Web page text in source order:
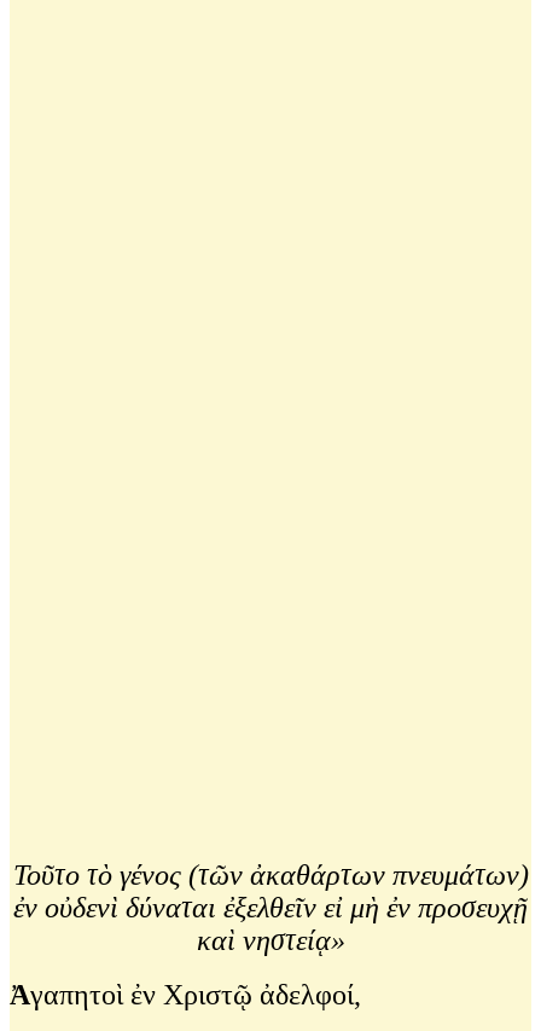
Τοῦτο τὸ γένος (τῶν ἀκαθάρτων πνευμάτων)
ἐν οὐδενὶ δύναται ἐξελθεῖν εἰ μὴ ἐν προσευχῇ
καὶ νηστείᾳ»
Ἀγαπητοὶ ἐν Χριστῷ ἀδελφοί,